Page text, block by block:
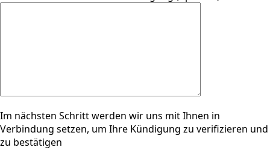
Im nächsten Schritt werden wir uns mit Ihnen in
Verbindung setzen, um Ihre Kündigung zu verifizieren und
zu bestätigen